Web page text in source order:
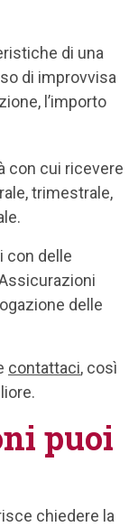
di una
di improvvisa
l’importo
con cui ricevere
trimestrale,
con delle
delle
contattaci, così
puoi
chiedere la